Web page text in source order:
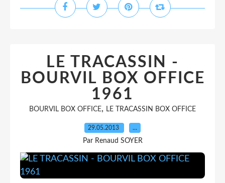
LE TRACASSIN -
BOURVIL BOX OFFICE
1961
BOURVIL BOX OFFICE, LE TRACASSIN BOX OFFICE
29.05.2013 …
Par Renaud SOYER